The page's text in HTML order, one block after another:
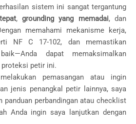
sistem ini sangat tergantung
,grounding yang memadai, dan
memahami mekanisme kerja,
NF C 17-102, dan memastikan
dapat memaksimalkan
petir ini.
pemasangan atau ingin
jenis penangkal petir lainnya, saya
panduan perbandingan atau checklist
Anda ingin saya lanjutkan dengan